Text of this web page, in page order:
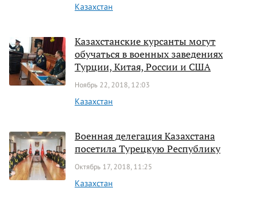
Казахстан
Казахстанские курсанты могут
обучаться в военных заведениях
Турции, Китая, России и США
Ноябрь 22, 2018, 12:03
Казахстан
Военная делегация Казахстана
посетила Турецкую Республику
Октябрь 17, 2018, 11:25
Казахстан